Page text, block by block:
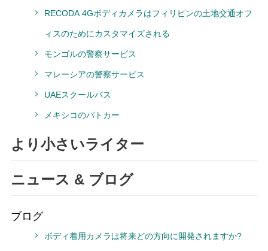
RECODA 4Gボディカメラはフィリピンの土地交通オフ
ィスのためにカスタマイズされる
モンゴルの警察サービス
マレーシアの警察サービス
UAEスクールバス
メキシコのパトカー
より小さいライター
ニュース & ブログ
ブログ
ボディ着用カメラは将来どの方向に開発されますか?